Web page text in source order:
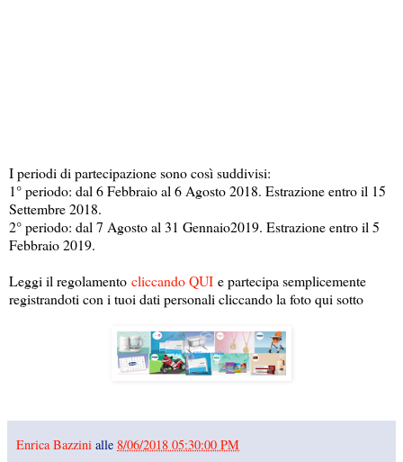
I periodi di partecipazione sono così suddivisi:
1° periodo: dal 6 Febbraio al 6 Agosto 2018. Estrazione entro il 15
Settembre 2018.
2° periodo: dal 7 Agosto al 31 Gennaio2019. Estrazione entro il 5
Febbraio 2019.
Leggi il regolamento cliccando QUI e partecipa semplicemente
registrandoti con i tuoi dati personali cliccando la foto qui sotto
Enrica Bazzini alle 8/06/2018 05:30:00 PM